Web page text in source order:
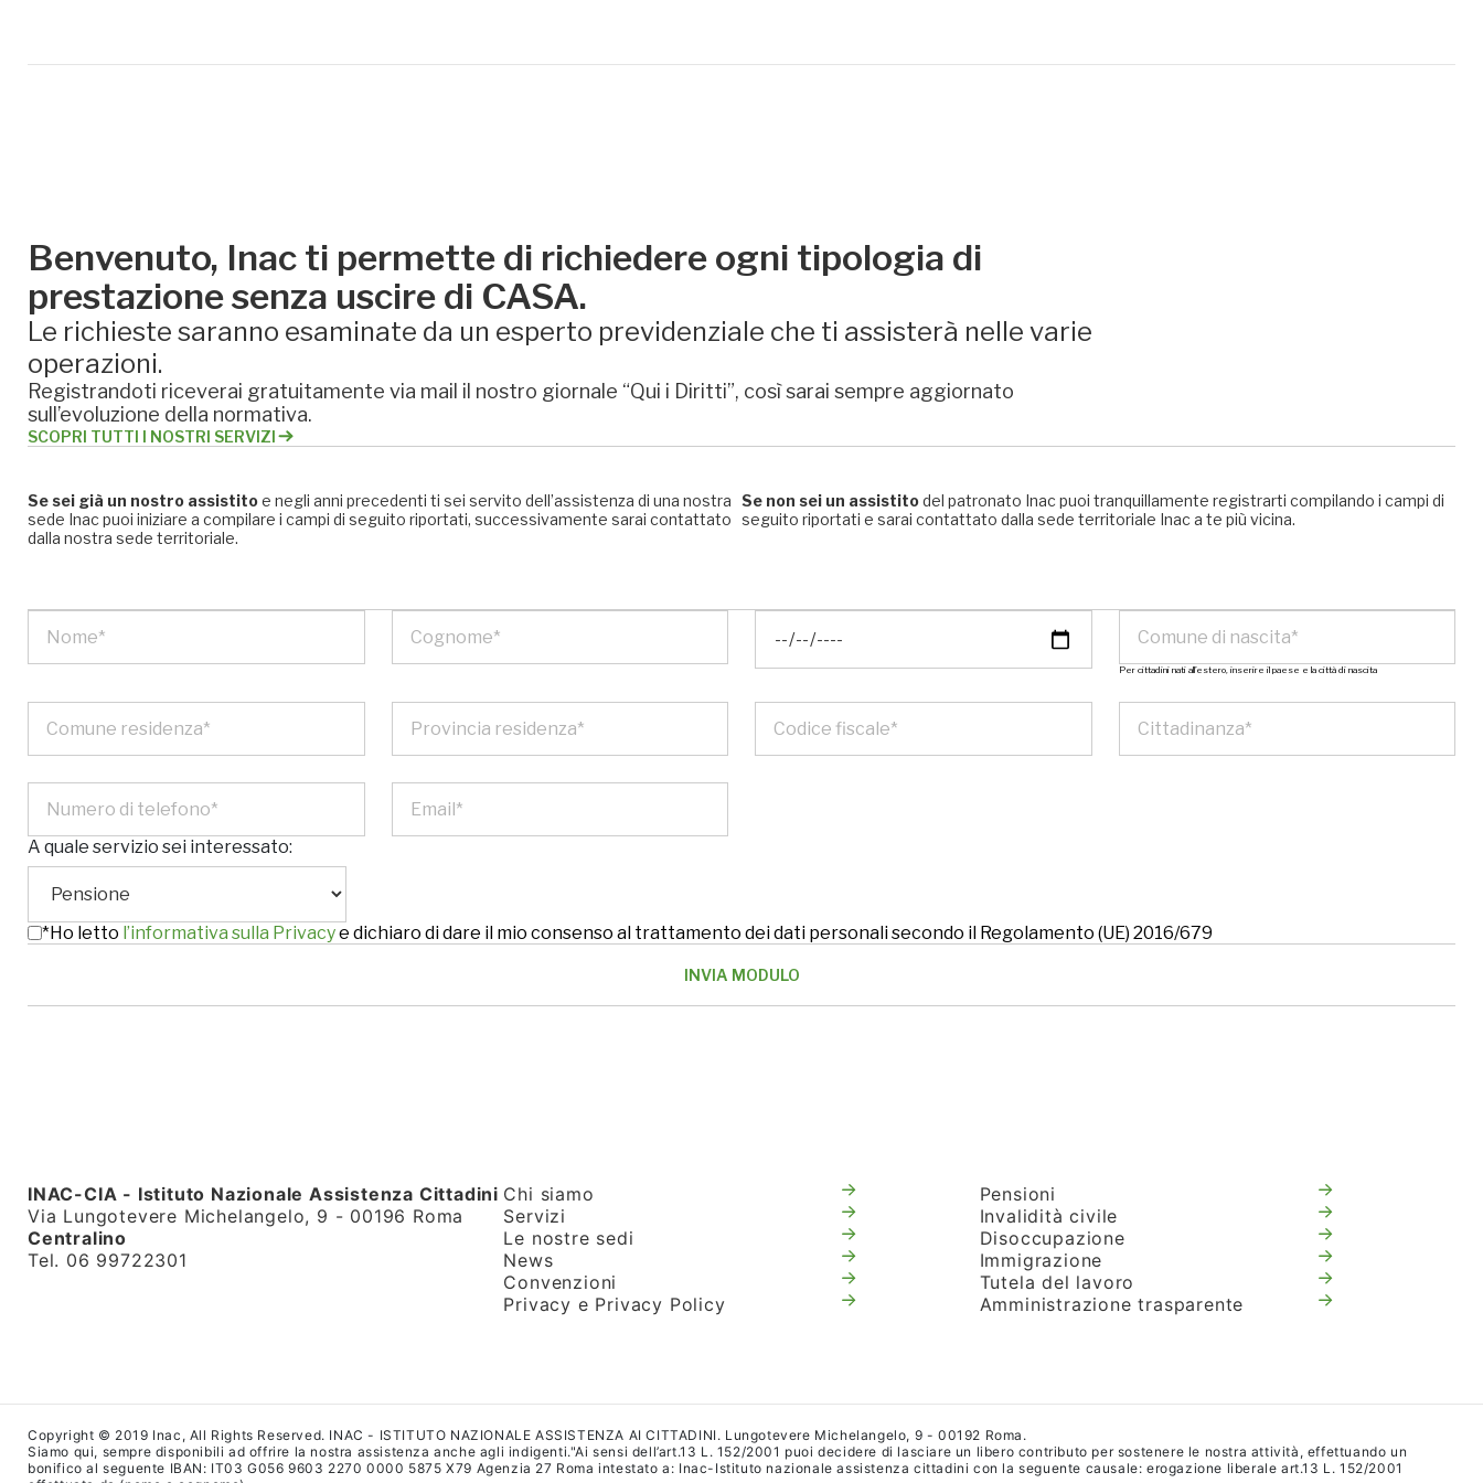
Benvenuto, Inac ti permette di richiedere ogni tipologia di
prestazione senza uscire di CASA.
Le richieste saranno esaminate da un esperto previdenziale che ti assisterà nelle varie
operazioni.
Registrandoti riceverai gratuitamente via mail il nostro giornale “Qui i Diritti”, così sarai sempre aggiornato
sull’evoluzione della normativa.
SCOPRI TUTTI I NOSTRI SERVIZI
Se sei già un nostro assistitoe negli anni precedenti ti sei servito dell’assistenza di una nostra
sede Inac puoi iniziare a compilare i campi di seguito riportati, successivamente sarai contattato
dalla nostra sede territoriale.
Se non sei un assistitodel patronato Inac puoi tranquillamente registrarti compilando i campi di
seguito riportati e sarai contattato dalla sede territoriale Inac a te più vicina.
Per cittadini nati all’estero, inserire il paese e la città di nascita
A quale servizio sei interessato:
*Ho letto l’informativa sulla Privacye dichiaro di dare il mio consenso al trattamento dei dati personali secondo il Regolamento (UE) 2016/679
INAC-CIA - Istituto Nazionale Assistenza Cittadini
Via Lungotevere Michelangelo, 9 - 00196 Roma
Centralino
Tel. 06 99722301
Chi siamo
Servizi
Le nostre sedi
News
Convenzioni
Privacy e Privacy Policy
Pensioni
Invalidità civile
Disoccupazione
Immigrazione
Tutela del lavoro
Amministrazione trasparente
Copyright © 2019 Inac, All Rights Reserved. INAC - ISTITUTO NAZIONALE ASSISTENZA AI CITTADINI. Lungotevere Michelangelo, 9 - 00192 Roma.
Siamo qui, sempre disponibili ad offrire la nostra assistenza anche agli indigenti."Ai sensi dell’art.13 L. 152/2001 puoi decidere di lasciare un libero contributo per sostenere le nostra attività, effettuando un
bonifico al seguente IBAN: IT03 G056 9603 2270 0000 5875 X79 Agenzia 27 Roma intestato a: Inac-Istituto nazionale assistenza cittadini con la seguente causale: erogazione liberale art.13 L. 152/2001